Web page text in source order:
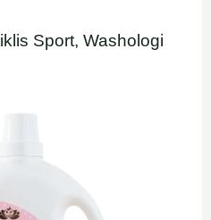
Sport, Washologi